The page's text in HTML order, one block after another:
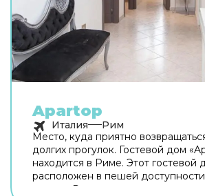
Apartop
Италия
Рим
Место, куда приятно
долгих прогулок. Гостевой дом
находится в Риме. Этот гостевой
расположен в пешей
города. Рядом с гостевым домом